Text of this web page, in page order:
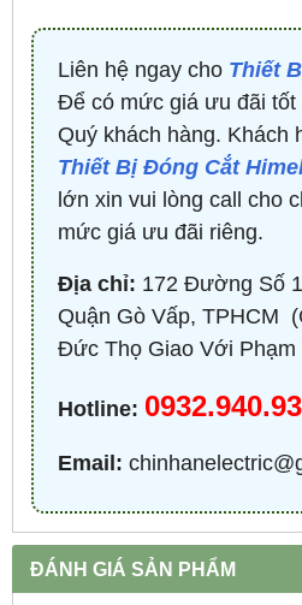
Liên hệ ngay cho Thiết
Để có mức giá ưu đãi tốt
Quý khách hàng. Khách
Thiết Bị Đóng Cắt
lớn xin vui lòng call cho
mức giá ưu đãi riêng.
Địa chỉ: 172 Đường Số
Quận Gò Vấp, TPHCM
Đức Thọ Giao Với Phạm
Hotline:
Email:
ĐÁNH GIÁ SẢN PHẨM